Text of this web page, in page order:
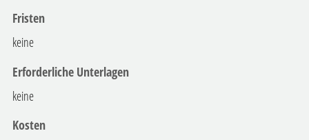
Fristen
keine
Erforderliche Unterlagen
keine
Kosten